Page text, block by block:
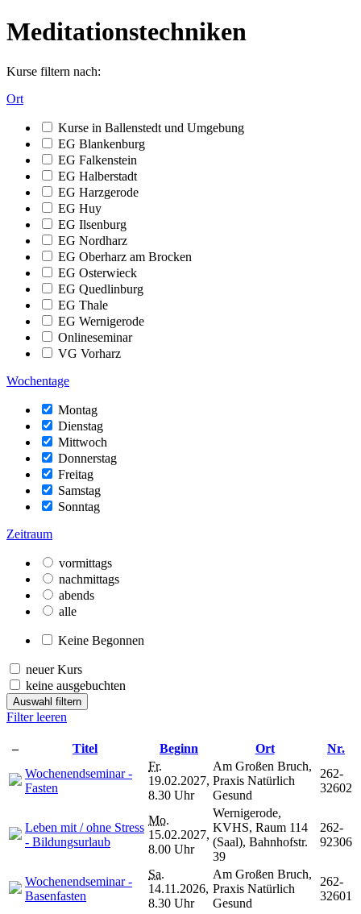
Meditationstechniken
Kurse filtern nach:
Ort
Kurse in Ballenstedt und Umgebung
EG Blankenburg
EG Falkenstein
EG Halberstadt
EG Harzgerode
EG Huy
EG Ilsenburg
EG Nordharz
EG Oberharz am Brocken
EG Osterwieck
EG Quedlinburg
EG Thale
EG Wernigerode
Onlineseminar
VG Vorharz
Wochentage
Montag
Dienstag
Mittwoch
Donnerstag
Freitag
Samstag
Sonntag
Zeitraum
vormittags
nachmittags
abends
alle
Keine Begonnen
neuer Kurs
keine ausgebuchten
Auswahl filtern
Filter leeren
– Titel Beginn Ort
Nr.
Wochenendseminar -
Fasten
Fr.
19.02.2027,
8.30 Uhr
Am Großen Bruch,
Praxis Natürlich
Gesund
262-
32602
Leben mit / ohne Stress
- Bildungsurlaub
Mo.
15.02.2027,
8.00 Uhr
Wernigerode,
KVHS, Raum 114
(Saal), Bahnhofstr.
39
262-
92306
Wochenendseminar -
Basenfasten
Sa.
14.11.2026,
8.30 Uhr
Am Großen Bruch,
Praxis Natürlich
Gesund
262-
32601